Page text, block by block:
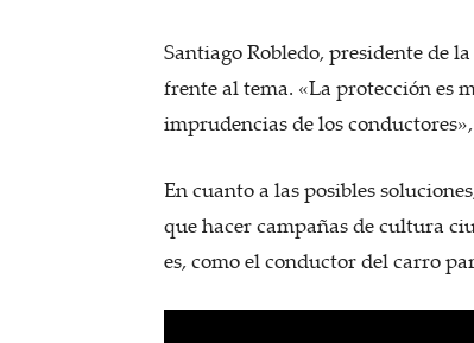
Santiago Robledo, presidente de
frente al tema. «La protección es
imprudencias de los
En cuanto a las posibles
que hacer campañas de cultura
es, como el conductor del carro